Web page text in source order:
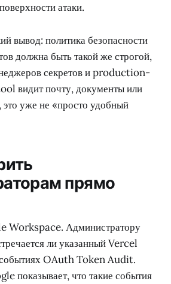
атаки.
вывод: политика безопасности
должна быть такой же строгой,
секретов и production-
видит почту, документы или
это уже не «просто удобный
прямо
Workspace. Администратору
ли указанный Vercel
OAuth Token Audit.
показывает, что такие события